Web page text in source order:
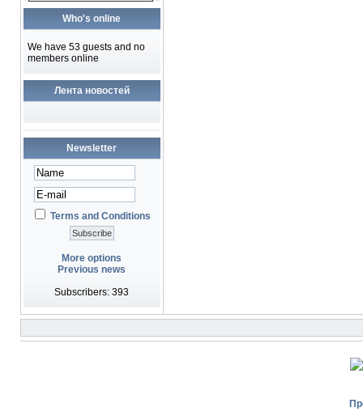
Who's online
We have 53 guests and no
members online
Лента новостей
Newsletter
Terms and Conditions
More options
Previous news
Subscribers: 393